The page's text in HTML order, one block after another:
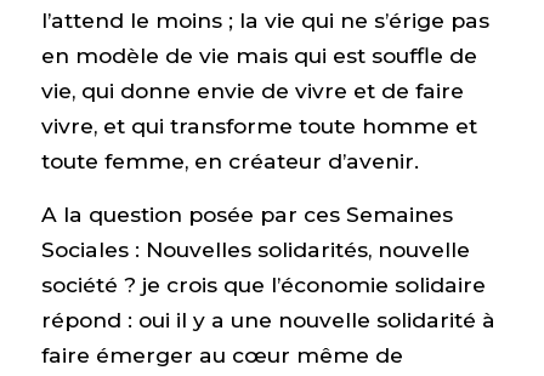
l’attend le moins ; la vie qui ne s’érige pas
en modèle de vie mais qui est souffle de
vie, qui donne envie de vivre et de faire
vivre, et qui transforme toute homme et
toute femme, en créateur d’avenir.
A la question posée par ces Semaines
Sociales : Nouvelles solidarités, nouvelle
société ? je crois que l’économie solidaire
répond : oui il y a une nouvelle solidarité à
faire émerger au cœur même de